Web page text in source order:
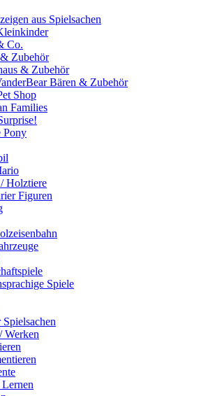
aus Spielsachen
Co.
Zubehör
& Zubehör
Bären & Zubehör
Shop
Families
Pony
Holztiere
Figuren
Spiele
Werken